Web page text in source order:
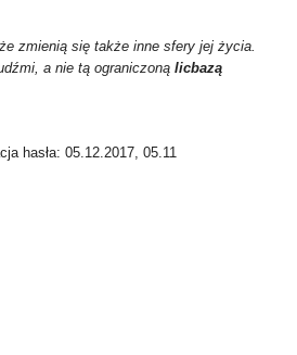
zmienią się także inne sfery jej życia.
a nie tą ograniczoną licbazą
hasła: 05.12.2017, 05.11